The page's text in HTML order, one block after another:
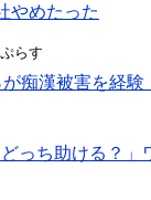
やめたった
らす
が痴漢被害を経
っち助ける？」